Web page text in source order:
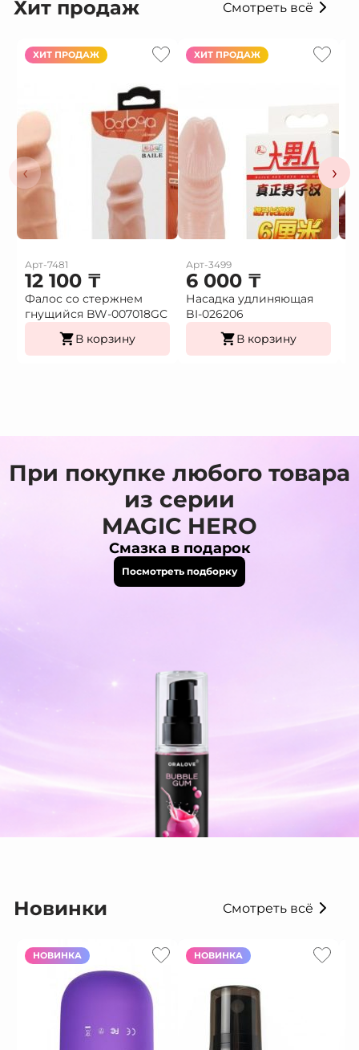
Хит продаж Смотреть всё
‹
ХИТ ПРОДАЖ
Арт-7481
12 100 ₸
Фалос со стержнем
гнущийся BW-007018GС
В корзину
ХИТ ПРОДАЖ
Арт-3499
6 000 ₸
Насадка удлиняющая
BI-026206
В корзину
›
При покупке любого товара
из серии
MAGIC HERO
Смазка в подарок
Посмотреть подборку
Новинки Смотреть всё
НОВИНКА НОВИНКА